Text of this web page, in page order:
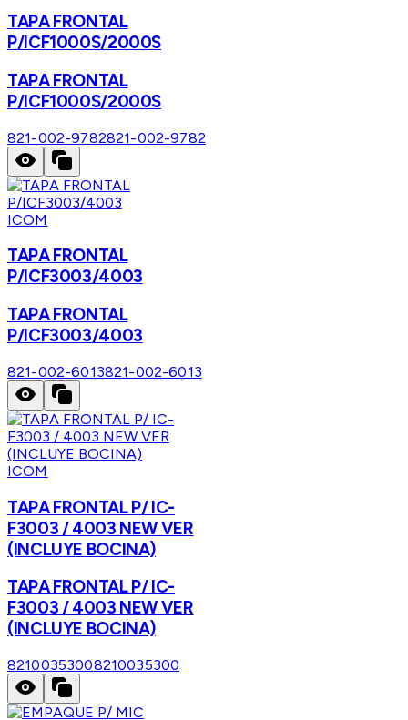
TAPA FRONTAL
P/ICF1000S/2000S
TAPA FRONTAL
P/ICF1000S/2000S
821-002-9782821-002-9782
ICOM
TAPA FRONTAL
P/ICF3003/4003
TAPA FRONTAL
P/ICF3003/4003
821-002-6013821-002-6013
ICOM
TAPA FRONTAL P/ IC-
F3003 / 4003 NEW VER
(INCLUYE BOCINA)
TAPA FRONTAL P/ IC-
F3003 / 4003 NEW VER
(INCLUYE BOCINA)
82100353008210035300